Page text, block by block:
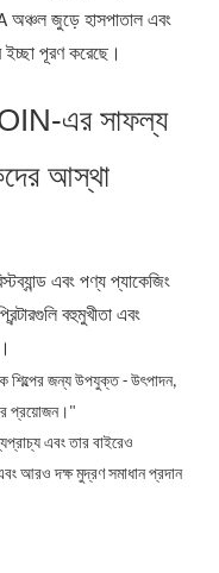
অঞ্চল জুড়ে হাসপাতাল এবং
ইচ্ছা পূরণ করেছে।
এর সাফল্য
আস্থা
এবং পণ্য প্যাকেজিং
বহুমুখীতা এবং
শিল্পের জন্য উপযুক্ত - উৎপাদন,
প্রয়োজন।"
এবং তার বাইরেও
আরও দক্ষ মুদ্রণ সমাধান প্রদান